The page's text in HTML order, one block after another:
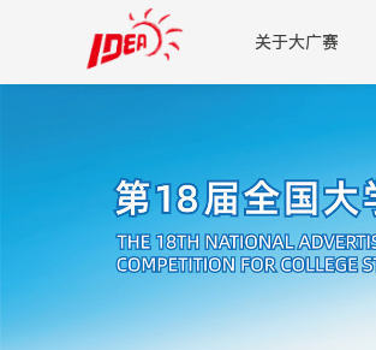
关于大广赛